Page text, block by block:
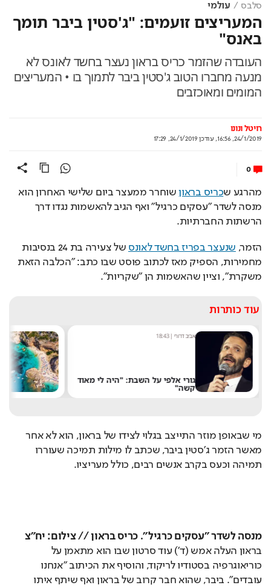
סלבס עולמי
המעריצים זועמים: "ג'סטין ביבר תומך
באנס"
העובדה שהזמר כריס בראון נעצר בחשד לאונס לא
מנעה מחברו הטוב ג'סטין ביבר לתמוך בו • המעריצים
המומים ומאוכזבים
רויטל ונונו
24/1/2019, 16:56
,עודכן24/1/2019, 17:29
0
מהרגע ש כריס בראון
שוחרר ממעצר ביום שלישי האחרון הוא
מנסה לשדר "עסקים כרגיל" ואף הגיב להאשמות נגדו דרך
הרשתות החברתיות.
הזמר, שנעצר בפריז בחשד לאונס
של צעירה בת 24 בנסיבות
מחמירות, הספיק מאז לכתוב פוסט שבו כתב: "הכלבה הזאת
משקרת", וציין שהאשמות הן "שקריות".
עוד כותרות
אביב דרורי|
18:43
גורי אלפי על השבת: "היה לי מאוד
קשה"
מי שבאופן מוזר התייצב בגלוי לצידו של בראון, הוא לא אחר
מאשר הזמר ג'סטין ביבר, שכתב לו מילות תמיכה שעוררו
תמיהה וכעס בקרב אנשים רבים, כולל מעריציו.
מנסה לשדר "עסקים כרגיל". כריס בראון // צילום: יח"צ
בראון העלה אמש (ד') עוד סרטון שבו הוא מתאמן על
כוריאוגרפיה בסטודיו לריקוד, והוסיף את הכיתוב "אנחנו
עובדים". ביבר, שהוא חבר קרוב של בראון ואף שיתף איתו